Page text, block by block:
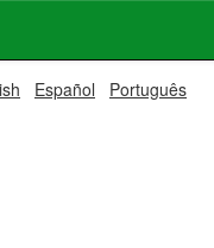
Español Português